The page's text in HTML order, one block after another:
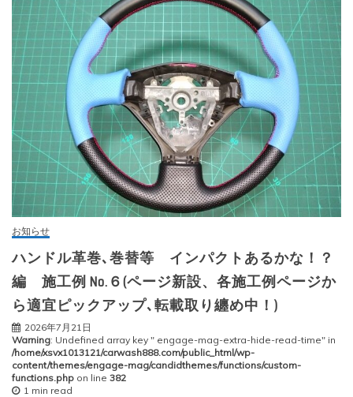
お知らせ
ハンドル革巻､巻替等 インパクトあるかな！？
編 施工例 No.６(ページ新設、各施工例ページか
ら適宜ピックアップ､転載取り纏め中！)
2026年7月21日
Warning: Undefined array key " engage-mag-extra-hide-read-time" in
/home/xsvx1013121/carwash888.com/public_html/wp-
content/themes/engage-mag/candidthemes/functions/custom-
functions.php on line 382
1 min read